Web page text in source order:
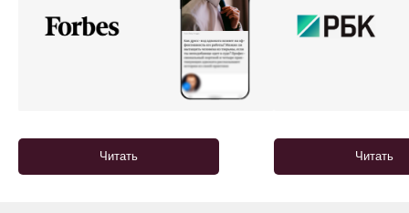
Читать Читать